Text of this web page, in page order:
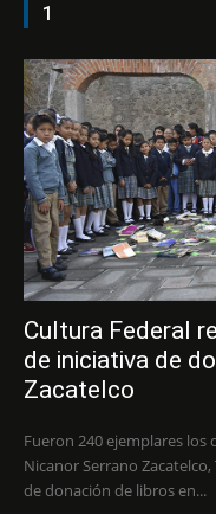
1
Cultura Federal
de iniciativa de
Zacatelco
Fueron 240 ejemplares los
Nicanor Serrano Zacatelco, Tlax. Concluyó con gran éxito la campaña
de donación de libros en...